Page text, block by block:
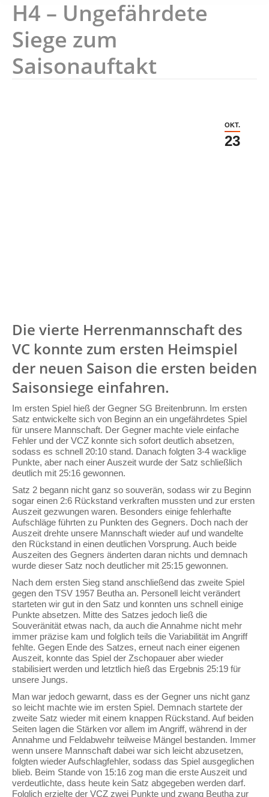
H4 – Ungefährdete
Siege zum
Saisonauftakt
OKT.
23
Die vierte Herrenmannschaft des
VC konnte zum ersten Heimspiel
der neuen Saison die ersten beiden
Saisonsiege einfahren.
Im ersten Spiel hieß der Gegner SG Breitenbrunn. Im ersten
Satz entwickelte sich von Beginn an ein ungefährdetes Spiel
für unsere Mannschaft. Der Gegner machte viele einfache
Fehler und der VCZ konnte sich sofort deutlich absetzen,
sodass es schnell 20:10 stand. Danach folgten 3-4 wacklige
Punkte, aber nach einer Auszeit wurde der Satz schließlich
deutlich mit 25:16 gewonnen.
Satz 2 begann nicht ganz so souverän, sodass wir zu Beginn
sogar einen 2:6 Rückstand verkraften mussten und zur ersten
Auszeit gezwungen waren. Besonders einige fehlerhafte
Aufschläge führten zu Punkten des Gegners. Doch nach der
Auszeit drehte unsere Mannschaft wieder auf und wandelte
den Rückstand in einen deutlichen Vorsprung. Auch beide
Auszeiten des Gegners änderten daran nichts und demnach
wurde dieser Satz noch deutlicher mit 25:15 gewonnen.
Nach dem ersten Sieg stand anschließend das zweite Spiel
gegen den TSV 1957 Beutha an. Personell leicht verändert
starteten wir gut in den Satz und konnten uns schnell einige
Punkte absetzen. Mitte des Satzes jedoch ließ die
Souveränität etwas nach, da auch die Annahme nicht mehr
immer präzise kam und folglich teils die Variabilität im Angriff
fehlte. Gegen Ende des Satzes, erneut nach einer eigenen
Auszeit, konnte das Spiel der Zschopauer aber wieder
stabilisiert werden und letztlich hieß das Ergebnis 25:19 für
unsere Jungs.
Man war jedoch gewarnt, dass es der Gegner uns nicht ganz
so leicht machte wie im ersten Spiel. Demnach startete der
zweite Satz wieder mit einem knappen Rückstand. Auf beiden
Seiten lagen die Stärken vor allem im Angriff, während in der
Annahme und Feldabwehr teilweise Mängel bestanden. Immer
wenn unsere Mannschaft dabei war sich leicht abzusetzen,
folgten wieder Aufschlagfehler, sodass das Spiel ausgeglichen
blieb. Beim Stande von 15:16 zog man die erste Auszeit und
verdeutlichte, dass heute kein Satz abgegeben werden darf.
Folglich erzielte der VCZ zwei Punkte und zwang Beutha zur